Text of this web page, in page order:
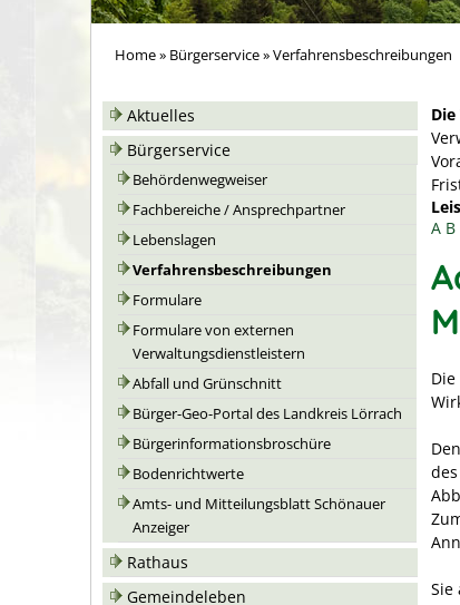
Home» Bürgerservice»Verfahrensbeschreibungen
Aktuelles
Bürgerservice
Behördenwegweiser
Fachbereiche / Ansprechpartner
Lebenslagen
Verfahrensbeschreibungen
Formulare
Formulare von externen
Verwaltungsdienstleistern
Abfall und Grünschnitt
Bürger-Geo-Portal des Landkreis Lörrach
Bürgerinformationsbroschüre
Bodenrichtwerte
Amts- und Mitteilungsblatt Schönauer
Anzeiger
Rathaus
Gemeindeleben
A B
Sie